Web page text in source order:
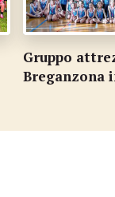
Gruppo
Breganzona